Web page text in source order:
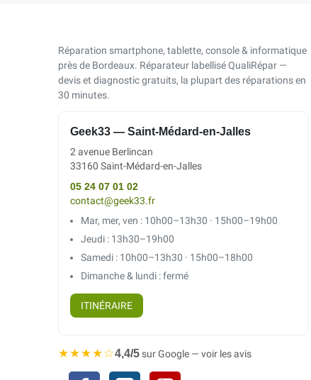
Réparation smartphone, tablette, console & informatique
près de Bordeaux. Réparateur labellisé QualiRépar —
devis et diagnostic gratuits, la plupart des réparations en
30 minutes.
Geek33 — Saint-Médard-en-Jalles
2 avenue Berlincan
33160 Saint-Médard-en-Jalles
05 24 07 01 02
contact@geek33.fr
Mar, mer, ven : 10h00–13h30 · 15h00–19h00
Jeudi : 13h30–19h00
Samedi : 10h00–13h30 · 15h00–18h00
Dimanche & lundi : fermé
ITINÉRAIRE
★★★★☆4,4/5sur Google — voir les avis